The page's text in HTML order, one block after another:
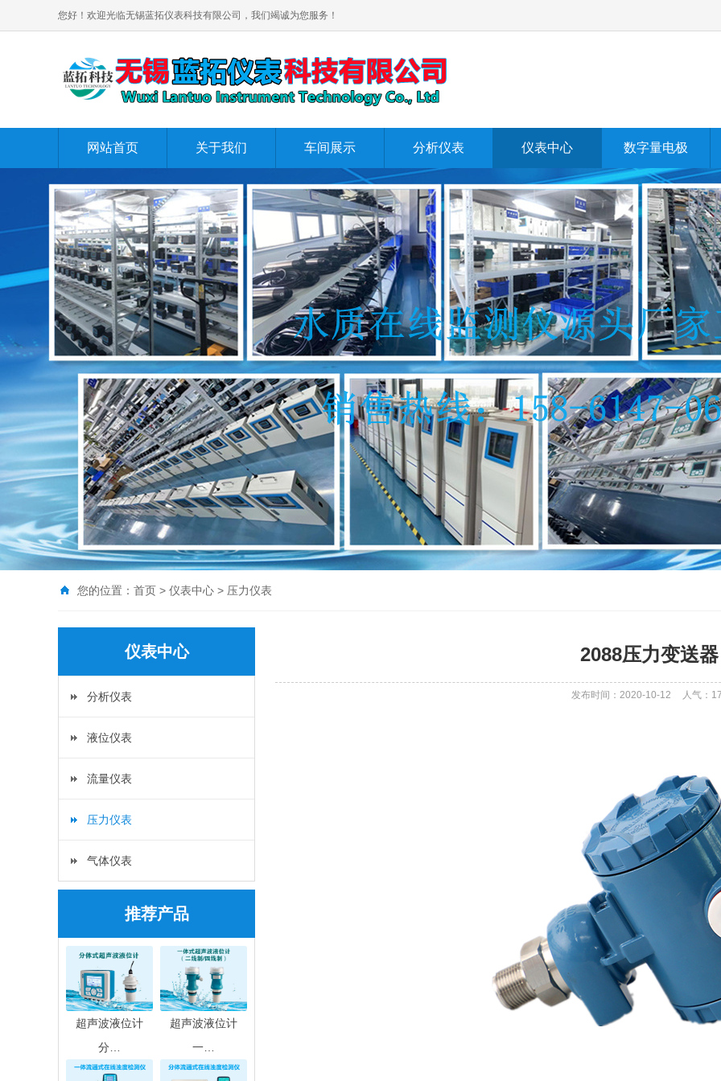
您好！欢迎光临无锡蓝拓仪表科技有限公司，我们竭诚为您服务！
网站首页 关于我们 车间展示 分析仪表 仪表中心 数字量电极
您的位置： 首页 > 仪表中心 > 压力仪表
仪表中心
分析仪表
液位仪表
流量仪表
压力仪表
气体仪表
推荐产品
超声波液位计
分…
超声波液位计
一…
2088压力变送器
发布时间：2020-10-12 人气：